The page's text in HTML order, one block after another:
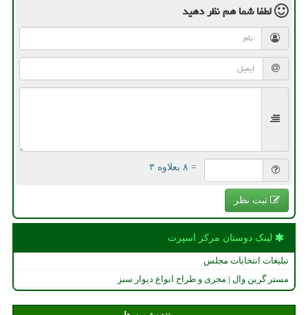
لطفا شما همنظر دهید
= ۸ بعلاوه ۳
ثبت نظر
لینک دوستان مركز اسپرت
تبلیغات انتخابات مجلس
مستر گرین وال | مجری و طراح انواع دیوار سبز